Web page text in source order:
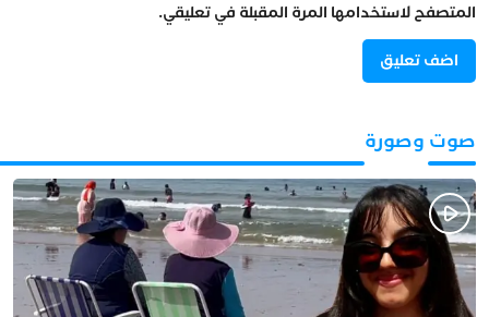
المتصفح لاستخدامها المرة المقبلة في تعليقي.
صوت وصورة